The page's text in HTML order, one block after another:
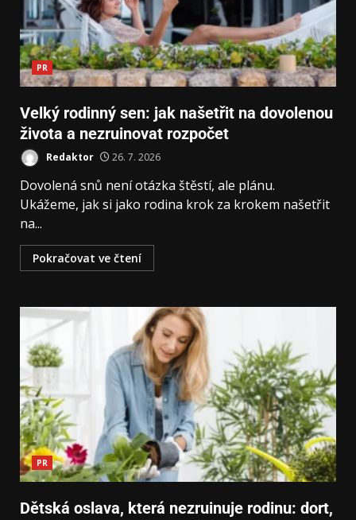
PR
Velký rodinný sen: jak našetřit na dovolenou
života a nezruinovat rozpočet
Redaktor 26. 7. 2026
Dovolená snů není otázka štěstí, ale plánu.
Ukážeme, jak si jako rodina krok za krokem našetřit
na...
Pokračovat ve čtení
PR
Dětská oslava, která nezruinuje rodinu: dort,